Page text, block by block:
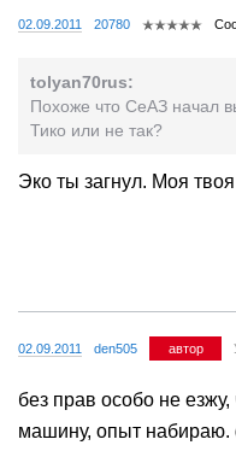
02.09.2011 20780
tolyan70rus:
Похоже что СеАЗ начал
Тико или не так?
Эко ты загнул. Моя
02.09.2011 den505 автор
без прав особо не
машину, опыт набираю.